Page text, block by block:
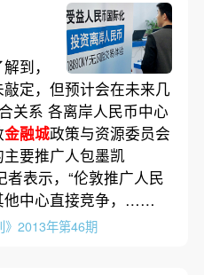
到，
定，但预计会在未来几
关系 各离岸人民币中心
金融城政策与资源委员会
要推广人包墨凯
者表示，“伦敦推广人民
他中心直接竞争，……
》2013年第46期